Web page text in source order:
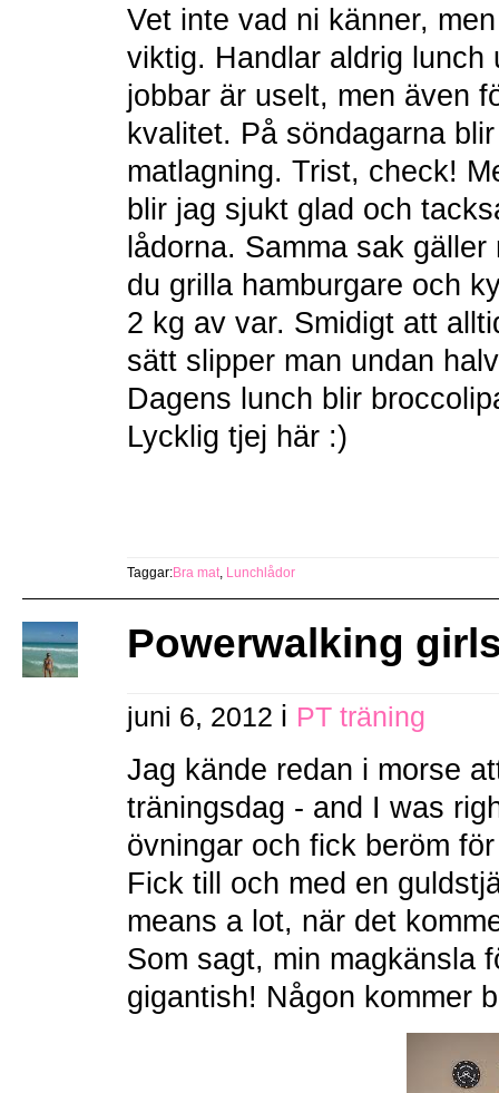
Vet inte vad ni känner,
viktig. Handlar aldrig
jobbar är uselt, men även
kvalitet. På söndagarna
matlagning. Trist, check!
blir jag sjukt glad och
lådorna. Samma sak
du grilla hamburgare och
2 kg av var. Smidigt att
sätt slipper man undan
Dagens lunch blir
Lycklig tjej här :)
Taggar:Bra mat, Lunchlådor
Powerwalking
juni 6, 2012 i PT träning
Jag kände redan i morse
träningsdag - and I was
övningar och fick beröm
Fick till och med en
means a lot, när det
Som sagt, min magkänsla
gigantish! Någon kommer